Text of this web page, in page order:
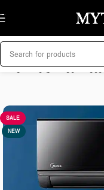
Skip to navigation
Skip to main content
მთავარი/კლიმატური
SALE
NEW